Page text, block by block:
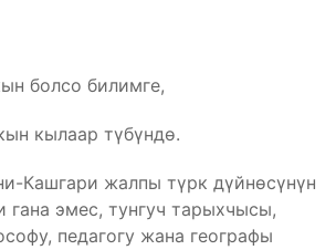
болсо билимге,
кылаар түбүндө.
Кашгари жалпы түрк дүйнөсүнүн
гана эмес, тунгуч тарыхчысы,
педагогу жана географы